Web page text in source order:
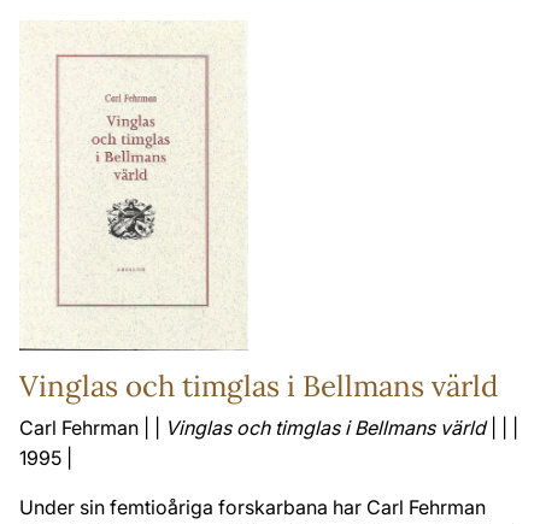
Vinglas och timglas i Bellmans värld
Carl Fehrman | | Vinglas och timglas i Bellmans värld| | |
1995 |
Under sin femtioåriga forskarbana har Carl Fehrman